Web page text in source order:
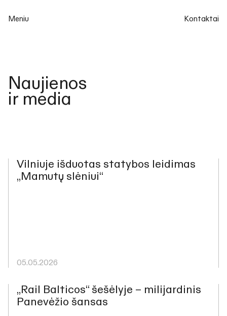
Meniu Kontaktai
Naujienos
ir media
Vilniuje išduotas statybos leidimas
„Mamutų slėniui“
05.05.2026
„Rail Balticos“ šešėlyje – milijardinis
Panevėžio šansas